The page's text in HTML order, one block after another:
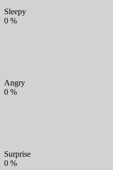
Sleepy
0 %
Angry
0 %
Surprise
0 %